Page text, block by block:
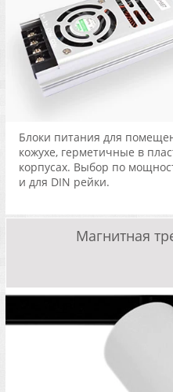
Блоки питания для
кожухе, герметичные в
корпусах. Выбор по
и для DIN рейки.
Магнитная